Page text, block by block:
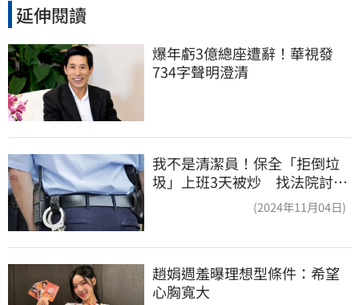
延伸閱讀
爆年虧3億總座遭辭！華視發
734字聲明澄清
我不是清潔員！保全「拒倒垃
圾」上班3天被炒 找法院討公
(2024年11月04日)
趙娟週羞曝理想型條件：希望
心胸寬大